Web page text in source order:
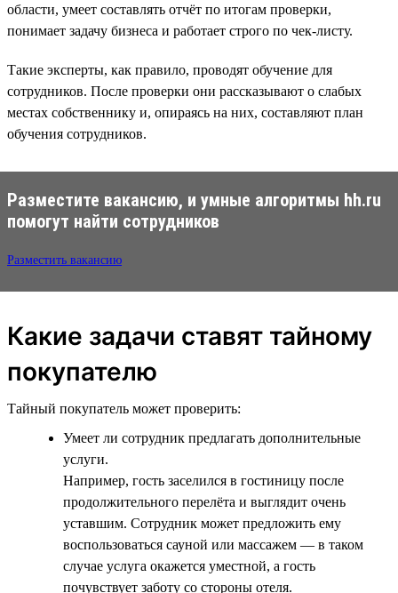
области, умеет составлять отчёт по итогам проверки,
понимает задачу бизнеса и работает строго по чек-листу.
Такие эксперты, как правило, проводят обучение для
сотрудников. После проверки они рассказывают о слабых
местах собственнику и, опираясь на них, составляют план
обучения сотрудников.
Разместите вакансию, и умные алгоритмы hh.ru
помогут найти сотрудников
Разместить вакансию
Какие задачи ставят тайному
покупателю
Тайный покупатель может проверить:
Умеет ли сотрудник предлагать дополнительные
услуги.
Например, гость заселился в гостиницу после
продолжительного перелёта и выглядит очень
уставшим. Сотрудник может предложить ему
воспользоваться сауной или массажем — в таком
случае услуга окажется уместной, а гость
почувствует заботу со стороны отеля.